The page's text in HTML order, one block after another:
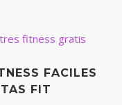
FACILES
FIT